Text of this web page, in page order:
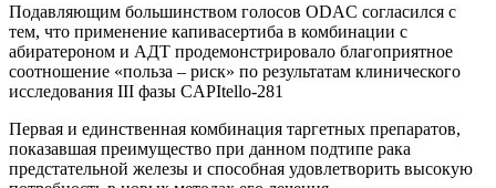
Подавляющим большинством голосов ODAC согласился с
тем, что применение капивасертиба в комбинации с
абиратероном и АДТ продемонстрировало благоприятное
соотношение «польза – риск» по результатам клинического
исследования III фазы CAPItello-281
Первая и единственная комбинация таргетных препаратов,
показавшая преимущество при данном подтипе рака
предстательной железы и способная удовлетворить высокую